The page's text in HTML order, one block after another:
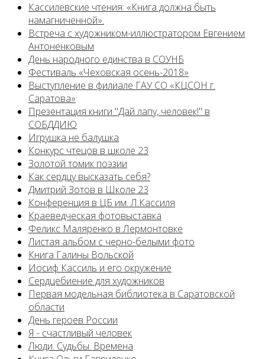
Кассилевские чтения: «Книга должна быть
намагниченной».
Встреча с художником-иллюстратором Евгением
Антоненковым
День народного единства в СОУНБ
Фестиваль «Чеховская осень-2018»
Выступление в филиале ГАУ СО «КЦСОН г.
Саратова»
Презентация книги "Дай лапу, человек!" в
СОБДДИЮ
Игрушка не балушка
Конкурс чтецов в школе 23
Золотой томик поэзии
Как сердцу высказать себя?
Дмитрий Зотов в Школе 23
Конференция в ЦБ им. Л.Кассиля
Краеведческая фотовыставка
Феликс Маляренко в Лермонтовке
Листая альбом с черно-белыми фото
Книга Галины Вольской
Иосиф Кассиль и его окружение
Сердцебиение для художников
Первая модельная библиотека в Саратовской
области
День героев России
Я - счастливый человек
Люди. Судьбы. Времена